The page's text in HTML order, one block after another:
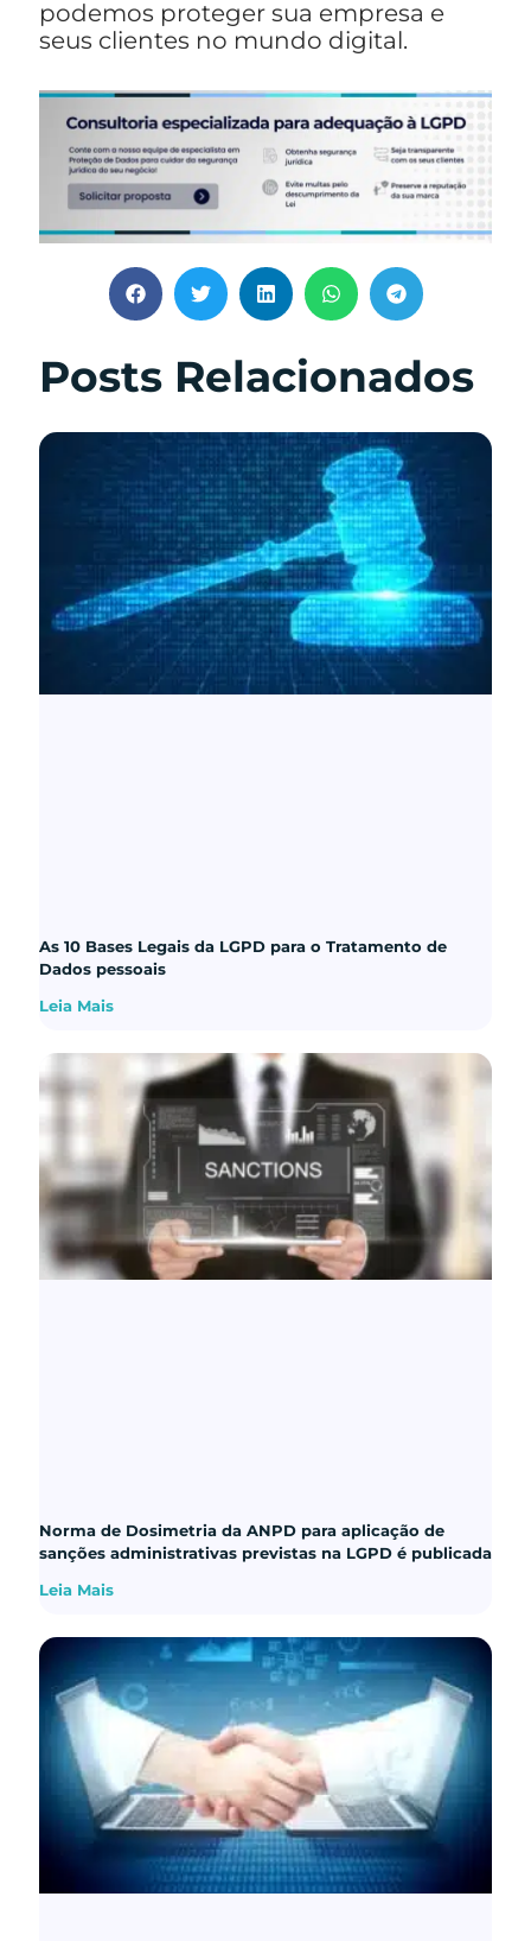
podemos proteger sua empresa e
seus clientes no mundo digital.
Posts Relacionados
As 10 Bases Legais da LGPD para o Tratamento de
Dados pessoais
Leia Mais
Norma de Dosimetria da ANPD para aplicação de
sanções administrativas previstas na LGPD é publicada
Leia Mais